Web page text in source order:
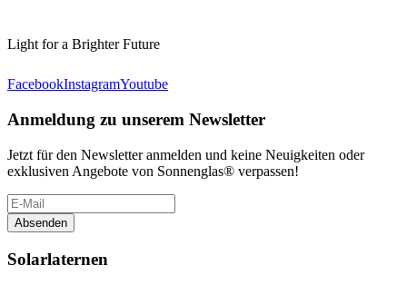
Light for a Brighter Future
FacebookInstagramYoutube
Anmeldung zu unserem Newsletter
Jetzt für den Newsletter anmelden und keine Neuigkeiten oder
exklusiven Angebote von Sonnenglas® verpassen!
Absenden
Solarlaternen